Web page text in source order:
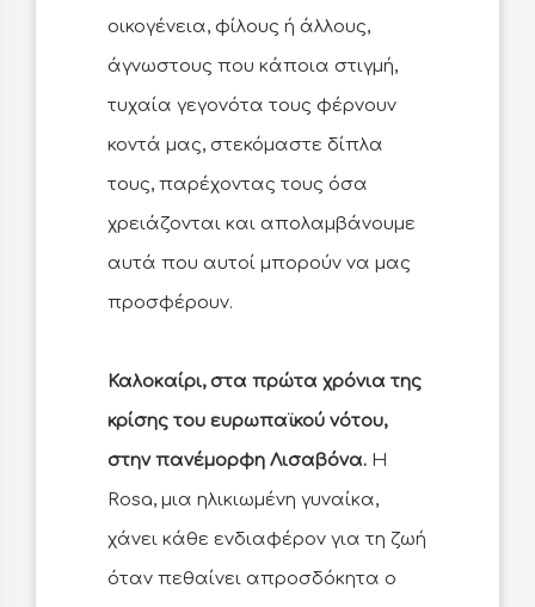
οικογένεια, φίλους ή άλλους,
άγνωστους που κάποια στιγμή,
τυχαία γεγονότα τους φέρνουν
κοντά μας, στεκόμαστε δίπλα
τους, παρέχοντας τους όσα
χρειάζονται και απολαμβάνουμε
αυτά που αυτοί μπορούν να μας
προσφέρουν.
Καλοκαίρι, στα πρώτα χρόνια της
κρίσης του ευρωπαϊκού νότου,
στην πανέμορφη Λισαβόνα. Η
Rosa, μια ηλικιωμένη γυναίκα,
χάνει κάθε ενδιαφέρον για τη ζωή
όταν πεθαίνει απροσδόκητα ο